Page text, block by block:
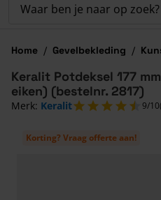
Home / Gevelbekleding /
Korting? Vraag offerte aan!
Keralit Potdeksel 177
eiken) (bestelnr. 2817)
Merk: Keralit 9/10